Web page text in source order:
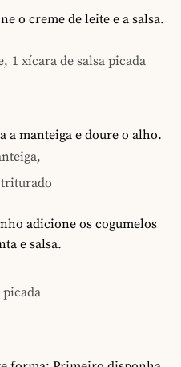
o creme de leite e a salsa.
1 xícara de salsa picada
a manteiga e doure o alho.
triturado
adicione os cogumelos
e salsa.
picada